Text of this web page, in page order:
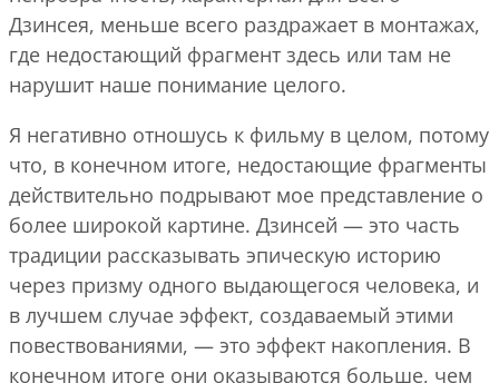
Дзинсея, меньше всего раздражает в монтажах,
где недостающий фрагмент здесь или там не
нарушит наше понимание целого.
Я негативно отношусь к фильму в целом, потому
что, в конечном итоге, недостающие фрагменты
действительно подрывают мое представление о
более широкой картине. Дзинсей — это часть
традиции рассказывать эпическую историю
через призму одного выдающегося человека, и
в лучшем случае эффект, создаваемый этими
повествованиями, — это эффект накопления. В
конечном итоге они оказываются больше, чем